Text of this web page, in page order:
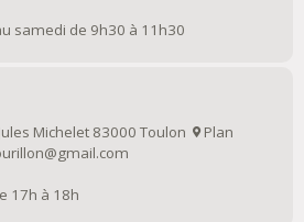
samedi de 9h30 à 11h30
Michelet 83000 Toulon
Plan
17h à 18h